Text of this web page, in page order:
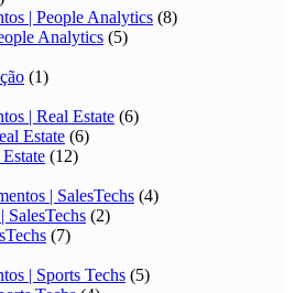
| People Analytics (8)
Analytics (5)
(1)
| Real Estate (6)
Estate (6)
(12)
| SalesTechs (4)
(2)
(7)
| Sports Techs (5)